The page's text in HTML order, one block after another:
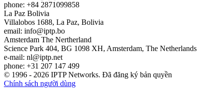
phone: +84 2871099858
La Paz Bolivia
Villalobos 1688, La Paz, Bolivia
email: info
iptp.bo
Amsterdam The Nertherland
Science Park 404, BG 1098 XH, Amsterdam, The Netherlands
e-mail: nl
iptp.net
phone: +31 207 147 499
© 1996 - 2026 IPTP Networks. Đã đăng ký bản quyền
Chính sách người dùng